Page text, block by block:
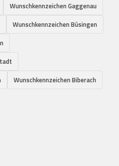
Wunschkennzeichen Gaggenau
Wunschkennzeichen Büsingen
Wunschkennzeichen Biberach